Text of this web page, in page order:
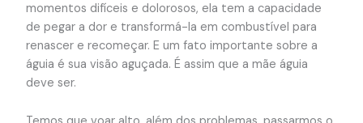
momentos difíceis e dolorosos, ela tem a capacidade
de pegar a dor e transformá-la em combustível para
renascer e recomeçar. E um fato importante sobre a
águia é sua visão aguçada. É assim que a mãe águia
deve ser.